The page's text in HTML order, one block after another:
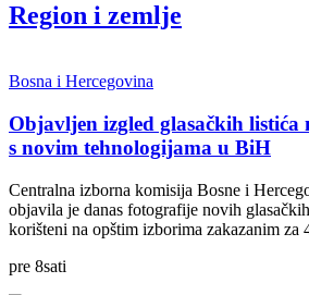
Region i zemlje
Bosna i Hercegovina
Objavljen izgled glasačkih
s novim tehnologijama u BiH
Centralna izborna komisija Bosne i
objavila je danas fotografije novih
korišteni na opštim izborima zakazanim za
pre 8sati